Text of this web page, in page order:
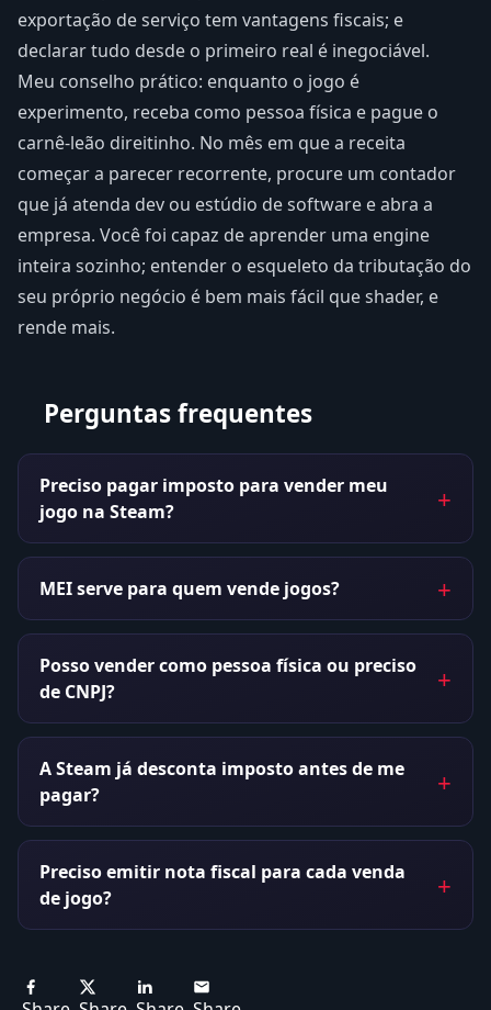
exportação de serviço tem vantagens fiscais; e
declarar tudo desde o primeiro real é inegociável.
Meu conselho prático: enquanto o jogo é
experimento, receba como pessoa física e pague o
carnê-leão direitinho. No mês em que a receita
começar a parecer recorrente, procure um contador
que já atenda dev ou estúdio de software e abra a
empresa. Você foi capaz de aprender uma engine
inteira sozinho; entender o esqueleto da tributação do
seu próprio negócio é bem mais fácil que shader, e
rende mais.
Perguntas frequentes
Preciso pagar imposto para vender meu
jogo na Steam?
MEI serve para quem vende jogos?
Posso vender como pessoa física ou preciso
de CNPJ?
A Steam já desconta imposto antes de me
pagar?
Preciso emitir nota fiscal para cada venda
de jogo?